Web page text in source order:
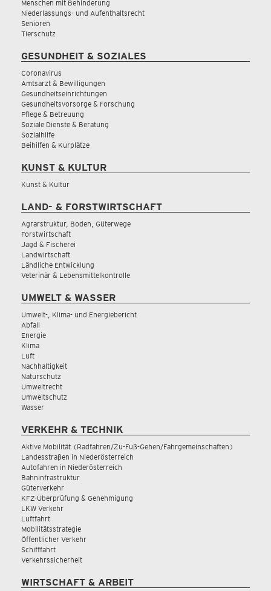
Menschen mit Behinderung
Niederlassungs- und Aufenthaltsrecht
Senioren
Tierschutz
GESUNDHEIT & SOZIALES
Coronavirus
Amtsarzt & Bewilligungen
Gesundheitseinrichtungen
Gesundheitsvorsorge & Forschung
Pflege & Betreuung
Soziale Dienste & Beratung
Sozialhilfe
Beihilfen & Kurplätze
KUNST & KULTUR
Kunst & Kultur
LAND- & FORSTWIRTSCHAFT
Agrarstruktur, Boden, Güterwege
Forstwirtschaft
Jagd & Fischerei
Landwirtschaft
Ländliche Entwicklung
Veterinär & Lebensmittelkontrolle
UMWELT & WASSER
Umwelt-, Klima- und Energiebericht
Abfall
Energie
Klima
Luft
Nachhaltigkeit
Naturschutz
Umweltrecht
Umweltschutz
Wasser
VERKEHR & TECHNIK
Aktive Mobilität (Radfahren/Zu-Fuß-Gehen/Fahrgemeinschaften)
Landesstraßen in Niederösterreich
Autofahren in Niederösterreich
Bahninfrastruktur
Güterverkehr
KFZ-Überprüfung & Genehmigung
LKW Verkehr
Luftfahrt
Mobilitätsstrategie
Öffentlicher Verkehr
Schifffahrt
Verkehrssicherheit
WIRTSCHAFT & ARBEIT